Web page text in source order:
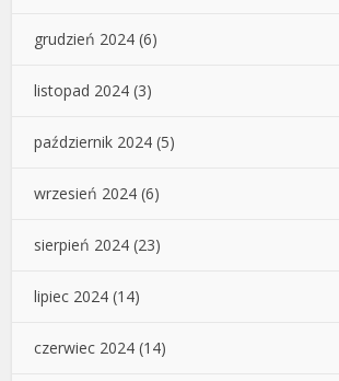
grudzień 2024 (6)
listopad 2024 (3)
październik 2024 (5)
wrzesień 2024 (6)
sierpień 2024 (23)
lipiec 2024 (14)
czerwiec 2024 (14)